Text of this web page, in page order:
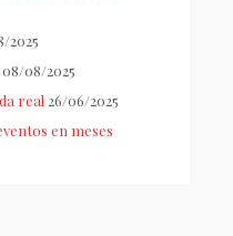
2025
08/08/2025
real 26/06/2025
en meses